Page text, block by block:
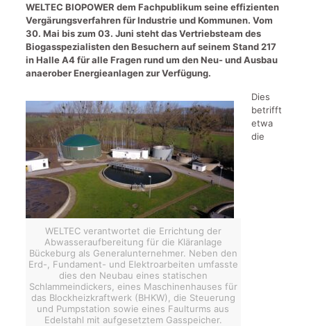
WELTEC BIOPOWER dem Fachpublikum seine effizienten
Vergärungsverfahren für Industrie und Kommunen. Vom
30. Mai bis zum 03. Juni steht das Vertriebsteam des
Biogasspezialisten den Besuchern auf seinem Stand 217
in Halle A4 für alle Fragen rund um den Neu- und Ausbau
anaerober Energieanlagen zur Verfügung.
WELTEC verantwortet die Errichtung der
Abwasseraufbereitung für die Kläranlage
Bückeburg als Generalunternehmer. Neben den
Erd-, Fundament- und Elektroarbeiten umfasste
dies den Neubau eines statischen
Schlammeindickers, eines Maschinenhauses für
das Blockheizkraftwerk (BHKW), die Steuerung
und Pumpstation sowie eines Faulturms aus
Edelstahl mit aufgesetztem Gasspeicher.
Dies
betrifft
etwa
die